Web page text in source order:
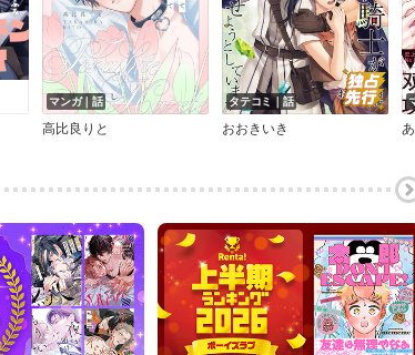
マンガ｜話
高比良りと
タテコミ｜話
おおきいき